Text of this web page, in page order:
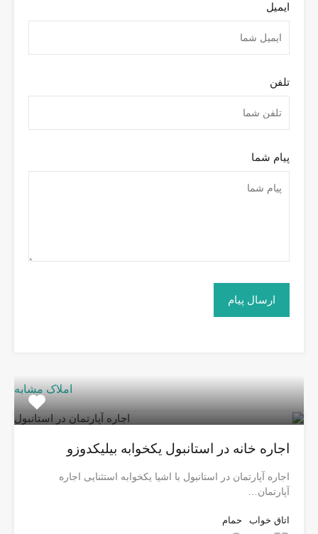
ایمیل
تلفن
پیام شما
املاک مشابه
اجاره خانه در استانبول یکخوابه بیلیکدوزو
اجاره آپارتمان در استانبول با اشیا یکخوابه استثنایی اجاره
آپارتمان…
اتاق خواب
حمام